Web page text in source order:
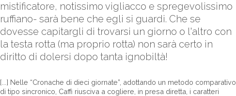
mistificatore, notissimo vigliacco e spregevolissimo
ruffiano- sarà bene che egli si guardi. Che se
dovesse capitargli di trovarsi un giorno o l'altro con
la testa rotta (ma proprio rotta) non sarà certo in
diritto di dolersi dopo tanta ignobiltà!
[...] Nelle “Cronache di dieci giornate”, adottando un metodo comparativo
di tipo sincronico, Caffi riusciva a cogliere, in presa diretta, i caratteri